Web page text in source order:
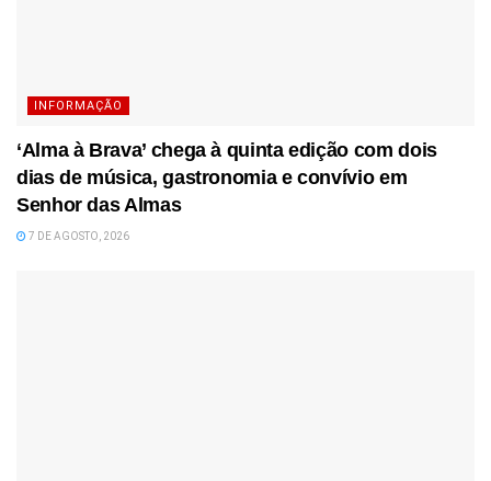
INFORMAÇÃO
‘Alma à Brava’ chega à quinta edição com dois
dias de música, gastronomia e convívio em
Senhor das Almas
7 DE AGOSTO, 2026